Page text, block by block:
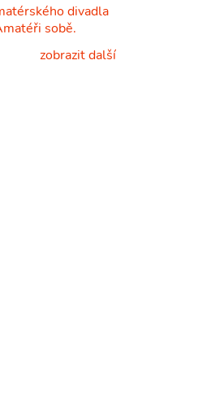
divadla
sobě.
zobrazit další